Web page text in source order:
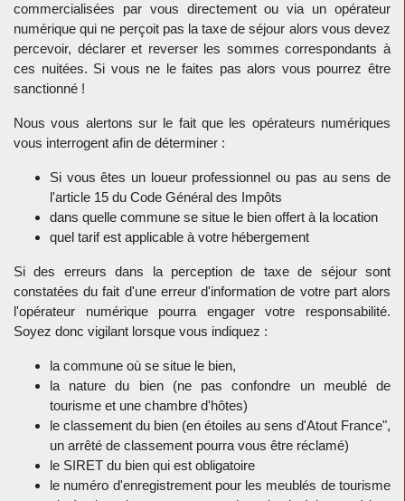
commercialisées par vous directement ou via un opérateur
numérique qui ne perçoit pas la taxe de séjour alors vous devez
percevoir, déclarer et reverser les sommes correspondants à
ces nuitées. Si vous ne le faites pas alors vous pourrez être
sanctionné !
Nous vous alertons sur le fait que les opérateurs numériques
vous interrogent afin de déterminer :
Si vous êtes un loueur professionnel ou pas au sens de
l'article 15 du Code Général des Impôts
dans quelle commune se situe le bien offert à la location
quel tarif est applicable à votre hébergement
Si des erreurs dans la perception de taxe de séjour sont
constatées du fait d'une erreur d'information de votre part alors
l'opérateur numérique pourra engager votre responsabilité.
Soyez donc vigilant lorsque vous indiquez :
la commune où se situe le bien,
la nature du bien (ne pas confondre un meublé de
tourisme et une chambre d'hôtes)
le classement du bien (en étoiles au sens d'Atout France",
un arrêté de classement pourra vous être réclamé)
le SIRET du bien qui est obligatoire
le numéro d'enregistrement pour les meublés de tourisme